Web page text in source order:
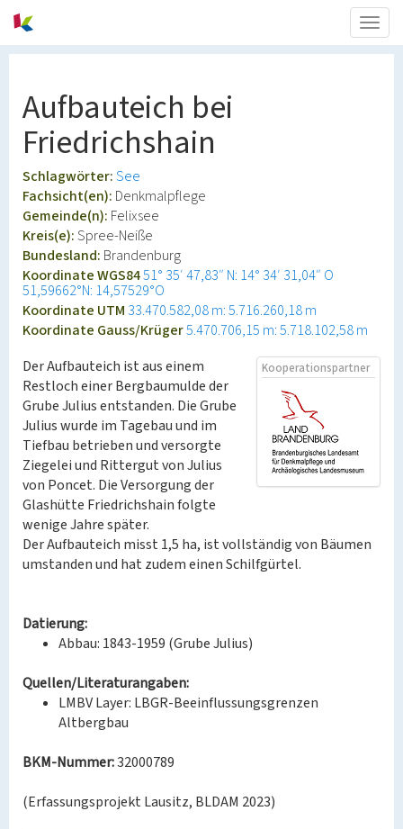
Aufbauteich bei
Friedrichshain
Schlagwörter:See
Fachsicht(en): Denkmalpflege
Gemeinde(n): Felixsee
Kreis(e):Spree-Neiße
Bundesland: Brandenburg
Koordinate WGS8451° 35′ 47,83″ N: 14° 34′ 31,04″ O
51,59662°N: 14,57529°O
Koordinate UTM 33.470.582,08 m: 5.716.260,18 m
Koordinate Gauss/Krüger5.470.706,15 m: 5.718.102,58 m
Kooperationspartner
Der Aufbauteich ist aus einem
Restloch einer Bergbaumulde der
Grube Julius entstanden. Die Grube
Julius wurde im Tagebau und im
Tiefbau betrieben und versorgte
Ziegelei und Rittergut von Julius
von Poncet. Die Versorgung der
Glashütte Friedrichshain folgte
wenige Jahre später.
Der Aufbauteich misst 1,5 ha, ist vollständig von Bäumen
umstanden und hat zudem einen Schilfgürtel.
Datierung:
Abbau: 1843-1959 (Grube Julius)
Quellen/Literaturangaben:
LMBV Layer: LBGR-Beeinflussungsgrenzen
Altbergbau
BKM-Nummer:32000789
(Erfassungsprojekt Lausitz, BLDAM 2023)